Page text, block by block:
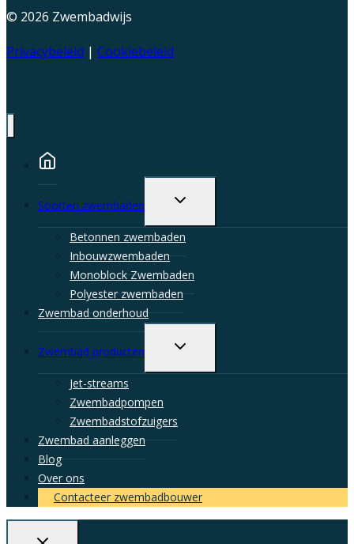
© 2026 Zwembadwijs
Privacybeleid | Cookiebeleid
Soorten zwembaden
Toggle
menu
Betonnen zwembaden
Inbouwzwembaden
Monoblock Zwembaden
Polyester zwembaden
Zwembad onderhoud
Zwembad producten
Toggle
menu
Jet-streams
Zwembadpompen
Zwembadstofzuigers
Zwembad aanleggen
Blog
Over ons
Contacteer zwembadbouwer